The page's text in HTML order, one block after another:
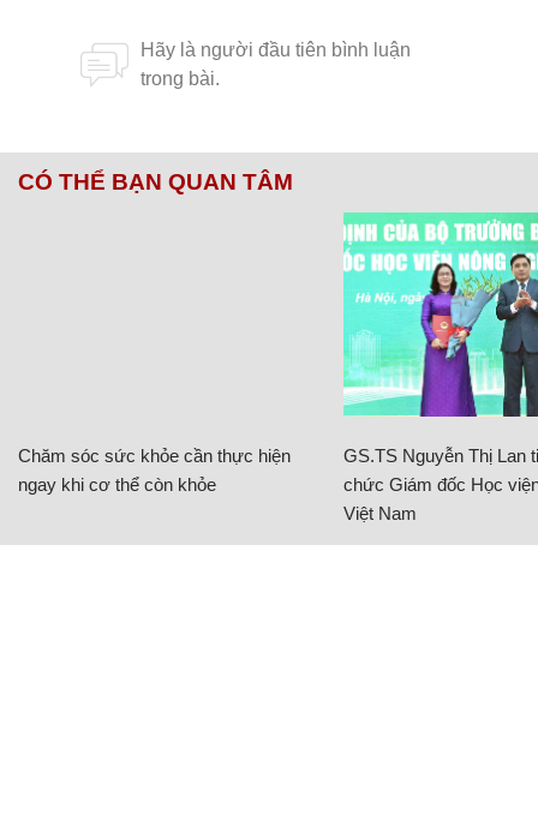
CÓ THỂ BẠN QUAN TÂM
Chăm sóc sức khỏe cần thực hiện
ngay khi cơ thể còn khỏe
GS.TS Nguyễn Thị Lan
chức Giám đốc Học
Việt Nam